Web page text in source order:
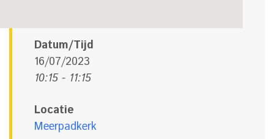
Datum/Tijd
16/07/2023
10:15 - 11:15
Locatie
Meerpadkerk